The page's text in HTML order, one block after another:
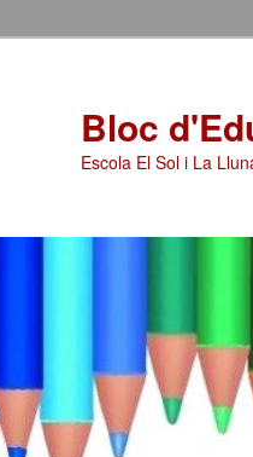
Bloc
Escola El Sol i La